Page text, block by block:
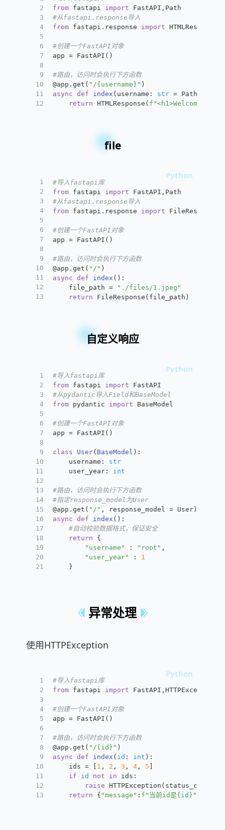
2
3
4
5
6
7
8
9
10
11
12
from fastapi import FastAPI,Path
#从fastapi.response导入
from fastapi.response import HTMLResponse
#创建一个FastAPI对象
app = FastAPI()
#路由，访问时会执行下方函数
@app.get( "/{username}" )
async
def index ( username: str = Path(
return HTMLResponse( f"<h1>Welcome,
file
1
2
3
4
5
6
7
8
9
10
11
12
13
#导入fastapi库
from fastapi import FastAPI,Path
#从fastapi.response导入
from fastapi.response import FileResponse
#创建一个FastAPI对象
app = FastAPI()
#路由，访问时会执行下方函数
@app.get( "/" )
async
def index ():
    file_path =
"./files/1.jpeg"
return FileResponse(file_path)
自定义响应
1
2
3
4
5
6
7
8
9
10
11
12
13
14
15
16
17
18
19
20
21
#导入fastapi库
from fastapi import FastAPI
#从pydantic导入Field和BaseModel
from pydantic import BaseModel
#创建一个FastAPI对象
app = FastAPI()
class User( BaseModel ):
    username:
str
	user_year:
int
#路由，访问时会执行下方函数
#指定response_model为User
@app.get( "/" , response_model = User )
async
def index ():
#自动校验数据格式，保证安全
return {
"username"
: "root" ,
"user_year"
: 1
    }
异常处理
使用HTTPException
1
2
3
4
5
6
7
8
9
10
11
12
13
#导入fastapi库
from fastapi import FastAPI,HTTPException
#创建一个FastAPI对象
app = FastAPI()
#路由，访问时会执行下方函数
@app.get( "/{id}" )
async
def index ( id : int ):
    ids = [
1 , 2 , 3 , 4 , 5
if
id not in ids:
raise HTTPException(status_code=
return { "message" : f"当前id是{ id } "